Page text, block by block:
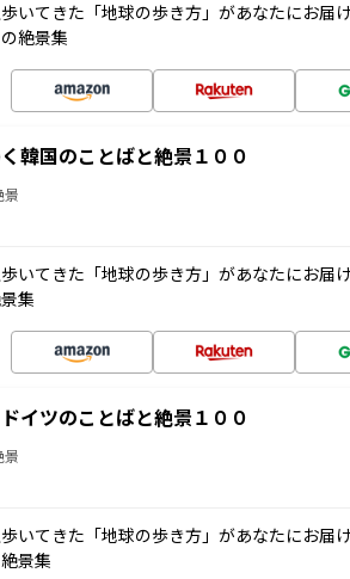
いてきた「地球の歩き方」があなたにお届
絶景集
韓国のことばと絶景１００
景
いてきた「地球の歩き方」があなたにお届
集
イツのことばと絶景１００
景
いてきた「地球の歩き方」があなたにお届
景集